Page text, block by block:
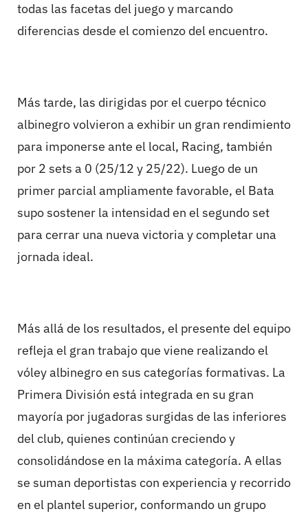
todas las facetas del juego y marcando
diferencias desde el comienzo del encuentro.
Más tarde, las dirigidas por el cuerpo técnico
albinegro volvieron a exhibir un gran rendimiento
para imponerse ante el local, Racing, también
por 2 sets a 0 (25/12 y 25/22). Luego de un
primer parcial ampliamente favorable, el Bata
supo sostener la intensidad en el segundo set
para cerrar una nueva victoria y completar una
jornada ideal.
Más allá de los resultados, el presente del equipo
refleja el gran trabajo que viene realizando el
vóley albinegro en sus categorías formativas. La
Primera División está integrada en su gran
mayoría por jugadoras surgidas de las inferiores
del club, quienes continúan creciendo y
consolidándose en la máxima categoría. A ellas
se suman deportistas con experiencia y recorrido
en el plantel superior, conformando un grupo